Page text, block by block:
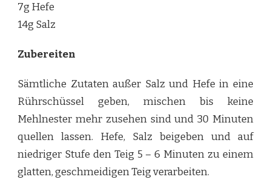
7g Hefe
14g Salz
Zubereiten
Sämtliche Zutaten außer Salz und Hefe in eine
Rührschüssel geben, mischen bis keine
Mehlnester mehr zusehen sind und 30 Minuten
quellen lassen. Hefe, Salz beigeben und auf
niedriger Stufe den Teig 5 – 6 Minuten zu einem
glatten, geschmeidigen Teig verarbeiten.